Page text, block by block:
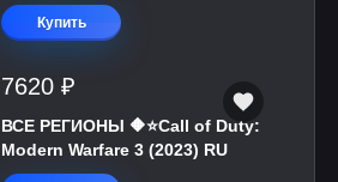
Купить
7620 ₽
ВСЕ РЕГИОНЫ 🔶⭐Call of Duty:
Modern Warfare 3 (2023) RU